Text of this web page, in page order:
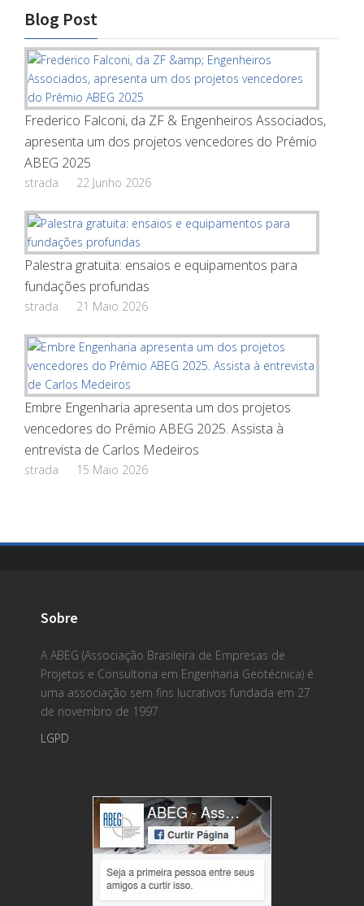
Blog Post
Frederico Falconi, da ZF & Engenheiros Associados,
apresenta um dos projetos vencedores do Prêmio
ABEG 2025
strada 22 Junho 2026
Palestra gratuita: ensaios e equipamentos para
fundações profundas
strada 21 Maio 2026
Embre Engenharia apresenta um dos projetos
vencedores do Prêmio ABEG 2025. Assista à
entrevista de Carlos Medeiros
strada 15 Maio 2026
Sobre
A ABEG (Associação Brasileira de Empresas de
Projetos e Consultoria em Engenharia Geotécnica) é
uma associação sem fins lucrativos fundada em 27
de novembro de 1997
LGPD